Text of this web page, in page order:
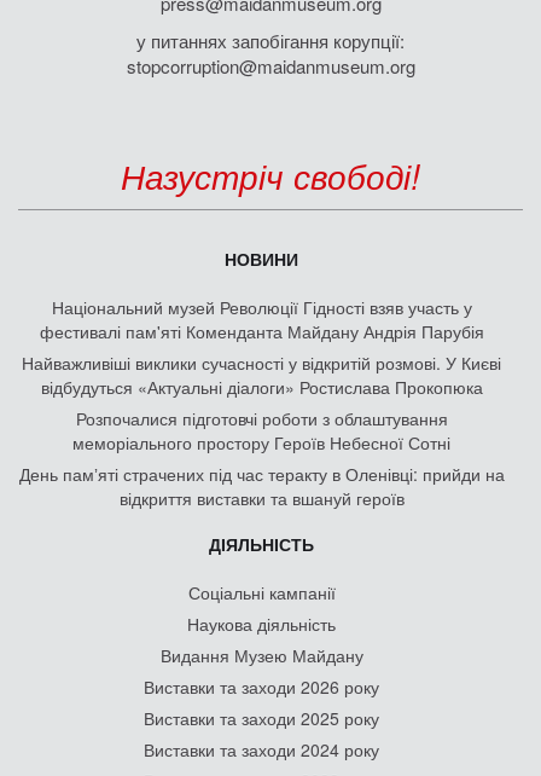
у питаннях запобігання корупції:
stopcorruption@maidanmuseum.org
Назустріч свободі!
НОВИНИ
Національний музей Революції Гідності взяв участь у
фестивалі пам'яті Коменданта Майдану Андрія Парубія
Найважливіші виклики сучасності у відкритій розмові. У Києві
відбудуться «Актуальні діалоги» Ростислава Прокопюка
Розпочалися підготовчі роботи з облаштування
меморіального простору Героїв Небесної Сотні
День памʼяті страчених під час теракту в Оленівці: прийди на
відкриття виставки та вшануй героїв
ДІЯЛЬНІСТЬ
Соціальні кампанії
Наукова діяльність
Видання Музею Майдану
Виставки та заходи 2026 року
Виставки та заходи 2025 року
Виставки та заходи 2024 року